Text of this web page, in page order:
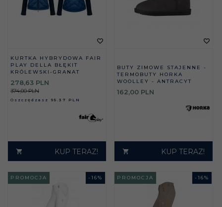
KURTKA HYBRYDOWA FAIR
PLAY DELLA BŁĘKIT
KRÓLEWSKI-GRANAT
278,63 PLN
374,00 PLN
Oszczędzasz 95.37 PLN
KUP TERAZ!
BUTY ZIMOWE STAJENNE -
TERMOBUTY HORKA
WOOLLEY - ANTRACYT
162,00 PLN
KUP TERAZ!
- 16%
PROMOCJA - 16%
PROMOCJA